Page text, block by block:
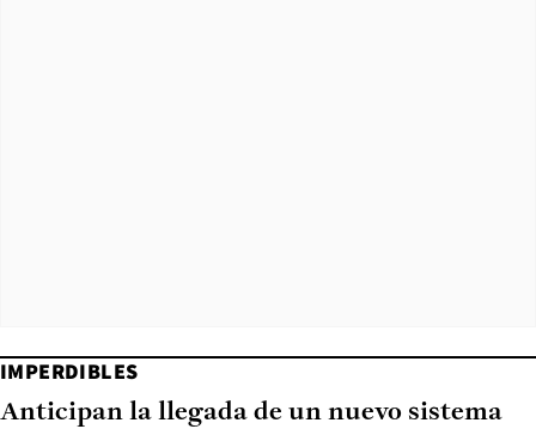
IMPERDIBLES
Anticipan la llegada de un nuevo sistema